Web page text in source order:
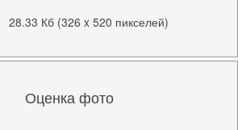
28.33 Кб (326 x 520 пикселей)
Оценка фото